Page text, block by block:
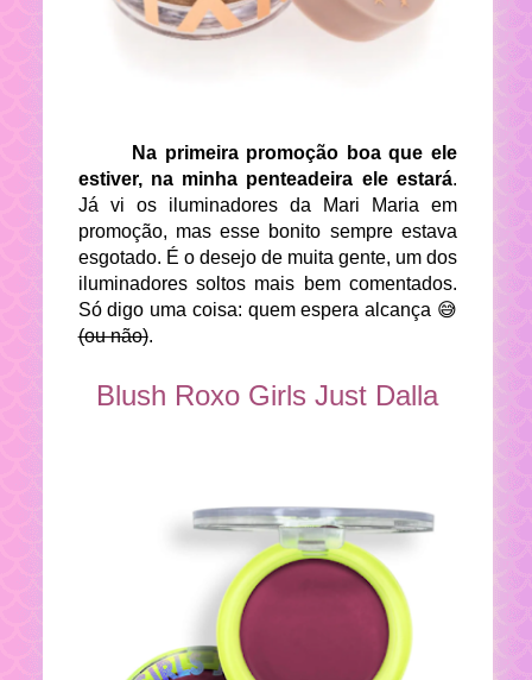
Na primeira promoção boa que ele
estiver, na minha penteadeira ele estará.
Já vi os iluminadores da Mari Maria em
promoção, mas esse bonito sempre estava
esgotado. É o desejo de muita gente, um dos
iluminadores soltos mais bem comentados.
Só digo uma coisa: quem espera alcança 😅
(ou não).
Blush Roxo Girls Just Dalla